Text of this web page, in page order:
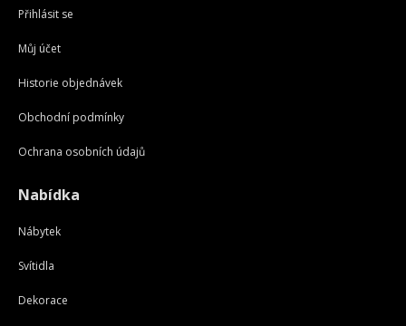
Přihlásit se
Můj účet
Historie objednávek
Obchodní podmínky
Ochrana osobních údajů
Nabídka
Nábytek
Svítidla
Dekorace